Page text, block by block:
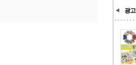
광고